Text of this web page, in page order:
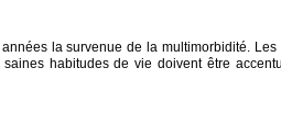
la survenue de la multimorbidité.
habitudes de vie doivent être